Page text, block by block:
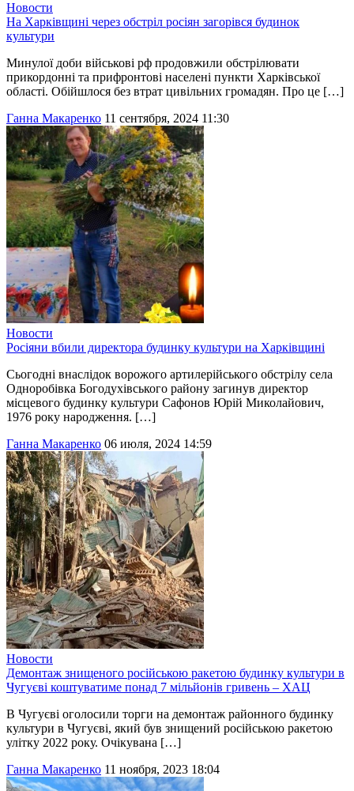
Новости
На Харківщині через обстріл росіян загорівся будинок
культури
Минулої доби військові рф продовжили обстрілювати
прикордонні та прифронтові населені пункти Харківської
області. Обійшлося без втрат цивільних громадян. Про це […]
Ганна Макаренко 11 сентября, 2024 11:30
Новости
Росіяни вбили директора будинку культури на Харківщині
Сьогодні внаслідок ворожого артилерійського обстрілу села
Одноробівка Богодухівського району загинув директор
місцевого будинку культури Сафонов Юрій Миколайович,
1976 року народження. […]
Ганна Макаренко 06 июля, 2024 14:59
Новости
Демонтаж знищеного російською ракетою будинку культури в
Чугуєві коштуватиме понад 7 мільйонів гривень – ХАЦ
В Чугуєві оголосили торги на демонтаж районного будинку
культури в Чугуєві, який був знищений російською ракетою
улітку 2022 року. Очікувана […]
Ганна Макаренко 11 ноября, 2023 18:04